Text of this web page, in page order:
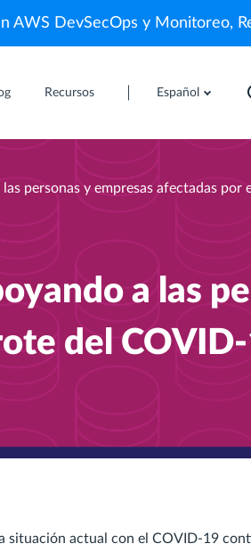
AWS DevSecOps y Monitoreo,
Recursos Español
personas y empresas afectadas
a las
del
situación actual con el COVID-19